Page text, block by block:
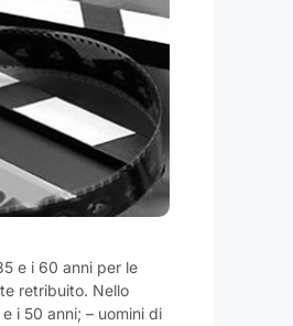
e i 60 anni per le
retribuito. Nello
i 50 anni; – uomini di